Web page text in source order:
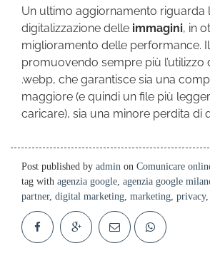
Un ultimo aggiornamento riguarda
digitalizzazione delle immagini, in
miglioramento delle performance.
promuovendo sempre più l’utilizzo
.webp, che garantisce sia una
maggiore (e quindi un file più
caricare), sia una minore perdita di
Post published by admin on Comunicare
tag with agenzia google, agenzia google
partner, digital marketing, marketing, privacy,